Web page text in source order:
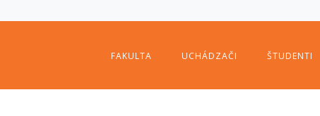
FAKULTA UCHÁDZAČI ŠTUDENTI